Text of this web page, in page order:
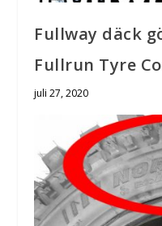
Fullway däck
Fullrun Tyre
juli 27, 2020